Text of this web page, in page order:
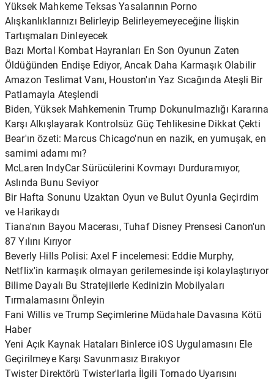
Yüksek Mahkeme Teksas Yasalarının Porno
Alışkanlıklarınızı Belirleyip Belirleyemeyeceğine İlişkin
Tartışmaları Dinleyecek
Bazı Mortal Kombat Hayranları En Son Oyunun Zaten
Öldüğünden Endişe Ediyor, Ancak Daha Karmaşık Olabilir
Amazon Teslimat Vanı, Houston'ın Yaz Sıcağında Ateşli Bir
Patlamayla Ateşlendi
Biden, Yüksek Mahkemenin Trump Dokunulmazlığı Kararına
Karşı Alkışlayarak Kontrolsüz Güç Tehlikesine Dikkat Çekti
Bear'ın özeti: Marcus Chicago'nun en nazik, en yumuşak, en
samimi adamı mı?
McLaren IndyCar Sürücülerini Kovmayı Durduramıyor,
Aslında Bunu Seviyor
Bir Hafta Sonunu Uzaktan Oyun ve Bulut Oyunla Geçirdim
ve Harikaydı
Tiana'nın Bayou Macerası, Tuhaf Disney Prensesi Canon'un
87 Yılını Kırıyor
Beverly Hills Polisi: Axel F incelemesi: Eddie Murphy,
Netflix'in karmaşık olmayan gerilemesinde işi kolaylaştırıyor
Bilime Dayalı Bu Stratejilerle Kedinizin Mobilyaları
Tırmalamasını Önleyin
Fani Willis ve Trump Seçimlerine Müdahale Davasına Kötü
Haber
Yeni Açık Kaynak Hataları Binlerce iOS Uygulamasını Ele
Geçirilmeye Karşı Savunmasız Bırakıyor
Twister Direktörü Twister'larla İlgili Tornado Uyarısını